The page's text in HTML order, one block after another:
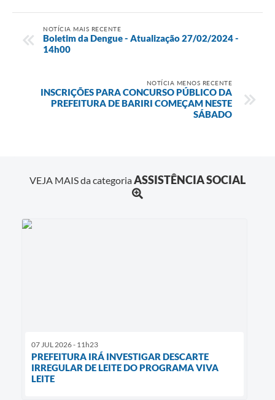
NOTÍCIA MAIS RECENTE
Boletim da Dengue - Atualização 27/02/2024 -
14h00
NOTÍCIA MENOS RECENTE
INSCRIÇÕES PARA CONCURSO PÚBLICO DA
PREFEITURA DE BARIRI COMEÇAM NESTE
SÁBADO
VEJA MAIS da categoriaASSISTÊNCIA SOCIAL
07 JUL 2026 - 11h23
PREFEITURA IRÁ INVESTIGAR DESCARTE
IRREGULAR DE LEITE DO PROGRAMA VIVA
LEITE